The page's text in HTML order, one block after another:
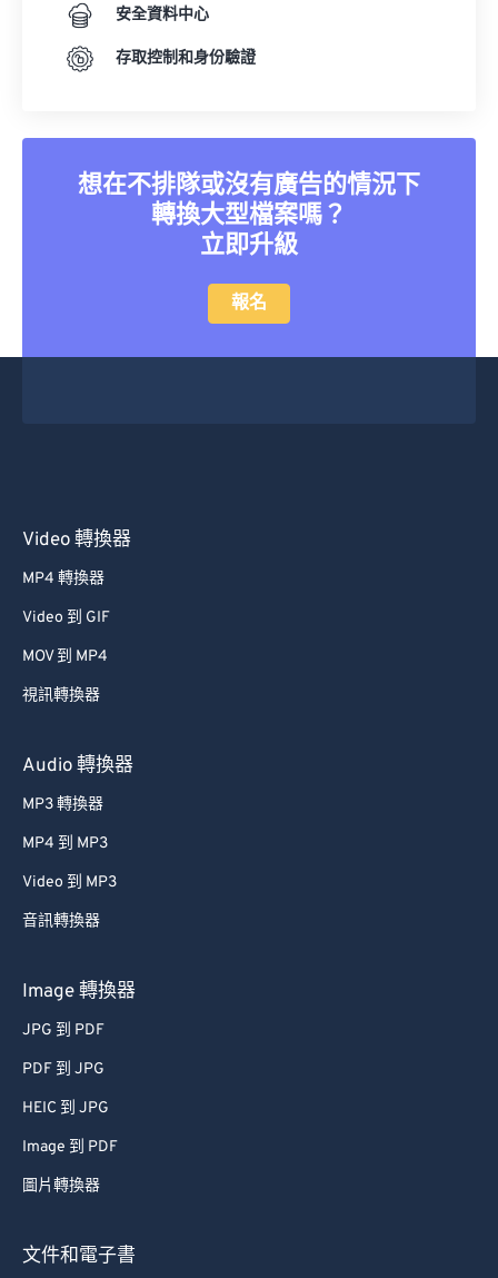
安全資料中心
存取控制和身份驗證
想在不排隊或沒有廣告的情況下
轉換大型檔案嗎？
立即升級
報名
Video 轉換器
MP4 轉換器
Video 到 GIF
MOV 到 MP4
視訊轉換器
Audio 轉換器
MP3 轉換器
MP4 到 MP3
Video 到 MP3
音訊轉換器
Image 轉換器
JPG 到 PDF
PDF 到 JPG
HEIC 到 JPG
Image 到 PDF
圖片轉換器
文件和電子書